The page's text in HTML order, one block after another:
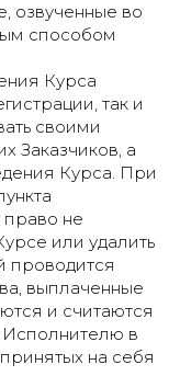
озвученные во
способом
Курса
так и
своими
Заказчиков, а
Курса. При
право не
или удалить
проводится
выплаченные
и считаются
в
на себя